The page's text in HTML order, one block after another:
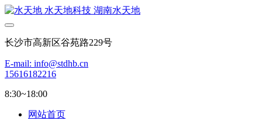
长沙市高新区谷苑路229号
E-mail: info@stdhb.cn
15616182216
8:30~18:00
网站首页